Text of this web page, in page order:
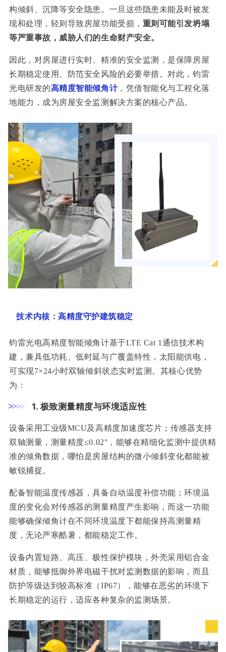
构倾斜、沉降等安全隐患。一旦这些隐患未能及时被发
现和处理，轻则导致房屋功能受损， 重则可能引发坍塌
等严重事故，威胁人们的生命财产安全。
因此，对房屋进行实时、精准的安全监测，是保障房屋
长期稳定使用、防范安全风险的必要举措。对此，钧雷
光电研发的高精度智能倾角计，凭借智能化与工程化落
地能力，成为房屋安全监测解决方案的核心产品。
技术内核：高精度守护建筑稳定
钧雷光电高精度智能倾角计基于LTE Cat 1通信技术构
建，兼具低功耗、低时延与广覆盖特性，太阳能供电，
可实现7×24小时双轴倾斜状态实时监测。其核心优势
为：
>>>> 1. 极致测量精度与环境适应性
设备采用工业级MCU及高精度加速度芯片；传感器支持
双轴测量，测量精度≤0.02°，能够在精细化监测中提供精
准的倾角数据，哪怕是房屋结构的微小倾斜变化都能被
敏锐捕捉。
配备智能温度传感器，具备自动温度补偿功能；环境温
度的变化会对传感器的测量精度产生影响，而这一功能
能够确保倾角计在不同环境温度下都能保持高测量精
度，无论严寒酷暑，都能稳定工作。
设备内置短路、高压、极性保护模块，外壳采用铝合金
材质，能够抵御外界电磁干扰对监测数据的影响，而且
防护等级达到较高标准（IP67）
，能够在恶劣的环境下
长期稳定的运行，适应各种复杂的监测场景。